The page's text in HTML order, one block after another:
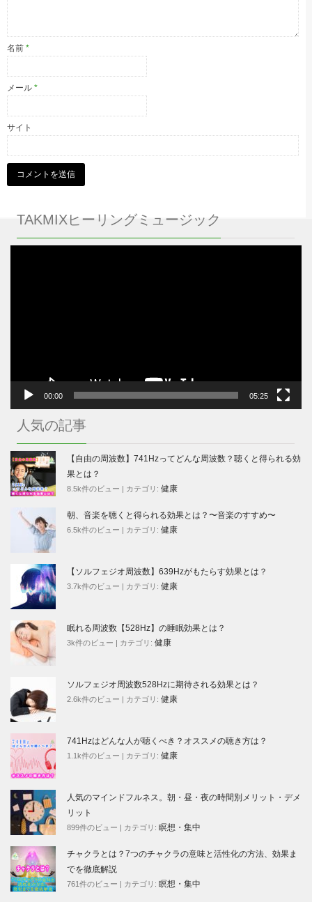
名前 *
メール *
サイト
TAKMIXヒーリングミュージック
00:00 05:25
人気の記事
【自由の周波数】741Hzってどんな周波数？聴くと得られる効
果とは？
8.5k件のビュー | カテゴリ: 健康
朝、音楽を聴くと得られる効果とは？〜音楽のすすめ〜
6.5k件のビュー | カテゴリ: 健康
【ソルフェジオ周波数】639Hzがもたらす効果とは？
3.7k件のビュー | カテゴリ: 健康
眠れる周波数【528Hz】の睡眠効果とは？
3k件のビュー | カテゴリ: 健康
ソルフェジオ周波数528Hzに期待される効果とは？
2.6k件のビュー | カテゴリ: 健康
741Hzはどんな人が聴くべき？オススメの聴き方は？
1.1k件のビュー | カテゴリ: 健康
人気のマインドフルネス。朝・昼・夜の時間別メリット・デメ
リット
899件のビュー | カテゴリ: 瞑想・集中
チャクラとは？7つのチャクラの意味と活性化の方法、効果ま
でを徹底解説
761件のビュー | カテゴリ: 瞑想・集中